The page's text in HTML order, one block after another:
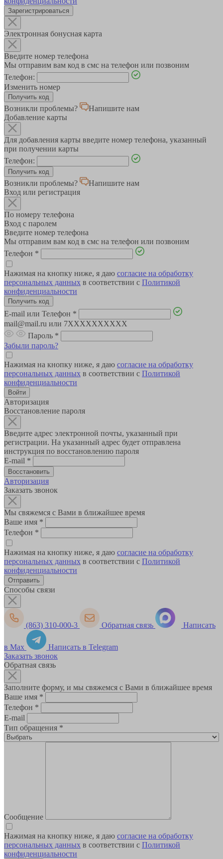
Зарегистрироваться
Электронная бонусная карта
Введите номер телефона
Мы отправим вам код в смс на телефон или позвоним
Телефон:
Изменить номер
Возникли проблемы?
Напишите нам
Добавление карты
Для добавления карты введите номер телефона, указанный
при получении карты
Телефон:
Возникли проблемы?
Напишите нам
Вход или регистрация
По номеру телефона
Вход с паролем
Введите номер телефона
Мы отправим вам код в смс на телефон или позвоним
Телефон *
Нажимая на кнопку ниже, я даю согласие на обработку
персональных данных в соответствии с Политикой
конфиденциальности
E-mail или Телефон *
mail@mail.ru или 7XXXXXXXXXX
Пароль *
Забыли пароль?
Нажимая на кнопку ниже, я даю согласие на обработку
персональных данных в соответствии с Политикой
конфиденциальности
Авторизация
Восстановление пароля
Введите адрес электронной почты, указанный при
регистрации. На указанный адрес будет отправлена
инструкция по восстановлению пароля
E-mail *
Авторизация
Заказать звонок
Мы свяжемся с Вами в ближайшее время
Ваше имя *
Телефон *
Нажимая на кнопку ниже, я даю согласие на обработку
персональных данных в соответствии с Политикой
конфиденциальности
Способы связи
(863) 310-000-3 Обратная связь Написать
в Max
Написать в Telegram
Заказать звонок
Обратная связь
Заполните форму, и мы свяжемся с Вами в ближайшее время
Ваше имя *
Телефон *
E-mail
Тип обращения *
Сообщение
Нажимая на кнопку ниже, я даю согласие на обработку
персональных данных в соответствии с Политикой
конфиденциальности